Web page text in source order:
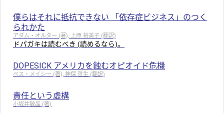
僕らはそれに抵抗できない 「依存症ビジネス」のつく
られかた
アダム・オルター (著), 上原 裕美子 (翻訳)
ドパガキは読むべき (読めるなら)。
DOPESICK アメリカを蝕むオピオイド危機
ベス・メイシー (著), 神保 哲生 (翻訳)
責任という虚構
小坂井敏晶 (著)